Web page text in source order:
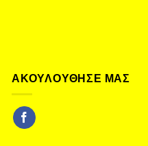
ΑΚΟΥΛΟΥΘΗΣΕ ΜΑΣ